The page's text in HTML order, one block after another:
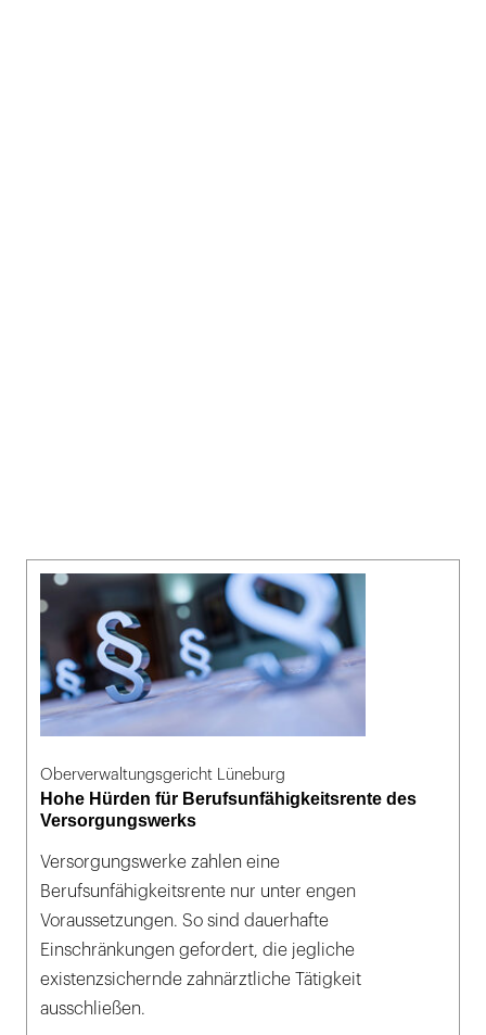
Oberverwaltungsgericht Lüneburg
Hohe Hürden für Berufsunfähigkeitsrente des
Versorgungswerks
Versorgungswerke zahlen eine
Berufsunfähigkeitsrente nur unter engen
Voraussetzungen. So sind dauerhafte
Einschränkungen gefordert, die jegliche
existenzsichernde zahnärztliche Tätigkeit
ausschließen.